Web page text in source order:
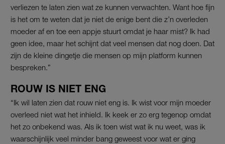
verliezen te laten zien wat ze kunnen verwachten. Want hoe fijn
is het om te weten dat je niet de enige bent die z’n overleden
moeder af en toe een appje stuurt omdat je haar mist? Ik had
geen idee, maar het schijnt dat veel mensen dat nog doen. Dat
zijn de kleine dingetje die mensen op mijn platform kunnen
bespreken.”
ROUW IS NIET ENG
“Ik wil laten zien dat rouw niet eng is. Ik wist voor mijn moeder
overleed niet wat het inhield. Ik keek er zo erg tegenop omdat
het zo onbekend was. Als ik toen wist wat ik nu weet, was ik
waarschijnlijk veel minder bang geweest voor wat er ging